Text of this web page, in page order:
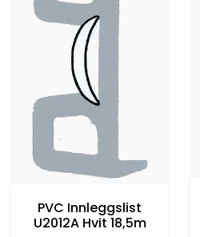
PVC Innleggslist
U2012A Hvit 18,5m